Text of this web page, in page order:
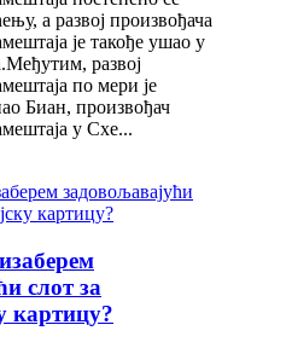
а развој произвођача
је такође ушао у
развој
по мери је
Биан, произвођач
у Схе...
слот за
картицу?